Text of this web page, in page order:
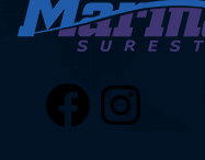
Facebook Instagram